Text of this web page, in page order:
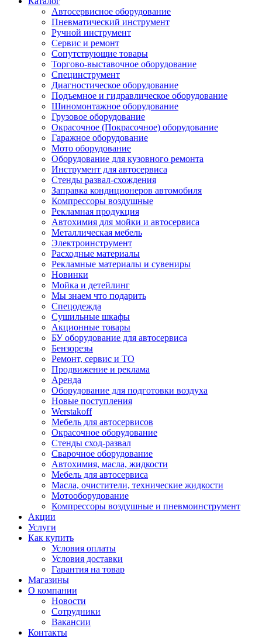
Автосервисное оборудование
Пневматический инструмент
Ручной инструмент
Сервис и ремонт
Сопутствующие товары
Торгово-выставочное оборудование
Специнструмент
Диагностическое оборудование
Подъемное и гидравлическое оборудование
Шиномонтажное оборудование
Грузовое оборудование
Окрасочное (Покрасочное) оборудование
Гаражное оборудование
Мото оборудование
Оборудование для кузовного ремонта
Инструмент для автосервиса
Стенды развал-схождения
Заправка кондиционеров автомобиля
Компрессоры воздушные
Рекламная продукция
Автохимия для мойки и автосервиса
Металлическая мебель
Электроинструмент
Расходные материалы
Рекламные материалы и сувениры
Новинки
Мойка и детейлинг
Мы знаем что подарить
Спецодежда
Сушильные шкафы
Акционные товары
БУ оборудование для автосервиса
Бензорезы
Ремонт, сервис и ТО
Продвижение и реклама
Аренда
Оборудование для подготовки воздуха
Новые поступления
Werstakoff
Мебель для автосервисов
Окрасочное оборудование
Стенды сход-развал
Сварочное оборудование
Автохимия, масла, жидкости
Мебель для автосервиса
Масла, очистители, технические жидкости
Мотооборудование
Компрессоры воздушные и пневмоинструмент
Акции
Услуги
Как купить
Условия оплаты
Условия доставки
Гарантия на товар
Магазины
О компании
Новости
Сотрудники
Вакансии
Контакты